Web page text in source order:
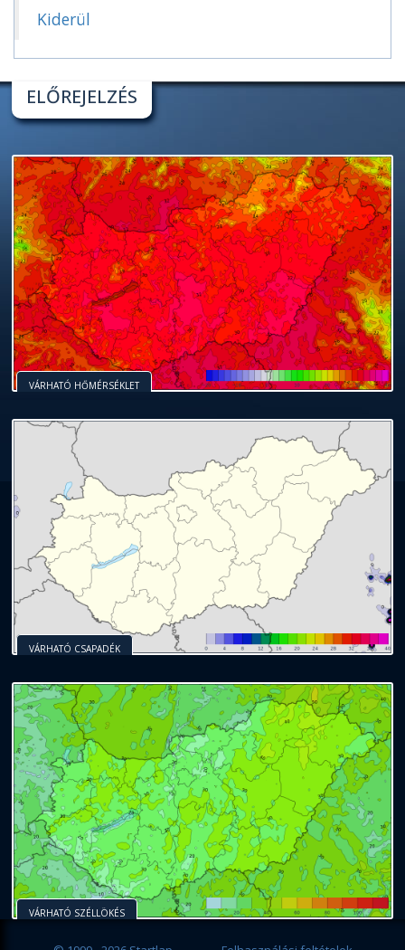
Kiderül
ELŐREJELZÉS
VÁRHATÓ HŐMÉRSÉKLET
VÁRHATÓ CSAPADÉK
VÁRHATÓ SZÉLLÖKÉS